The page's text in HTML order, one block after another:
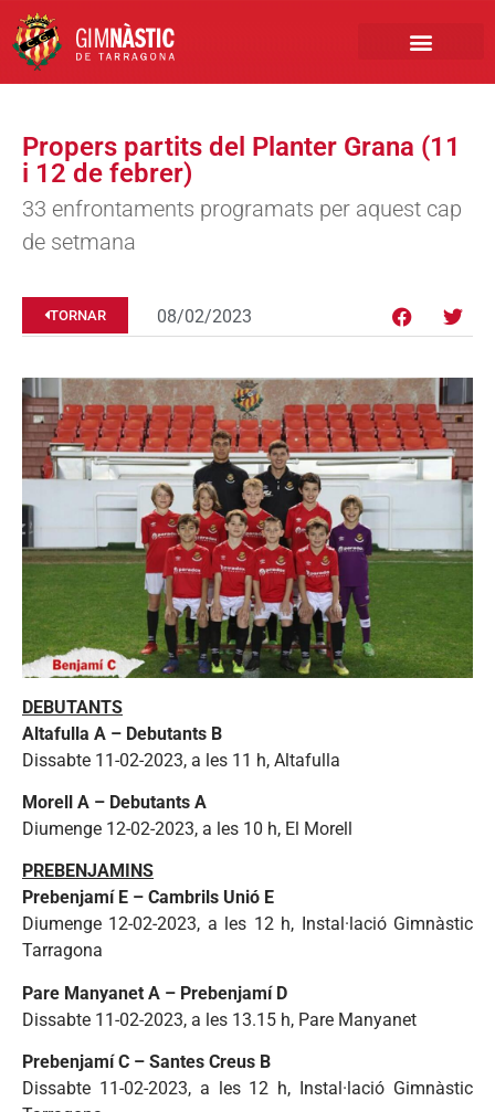
Propers partits del Planter Grana (11
i 12 de febrer)
33 enfrontaments programats per aquest cap
de setmana
TORNAR 08/02/2023
DEBUTANTS
Altafulla A – Debutants B
Dissabte 11-02-2023, a les 11 h, Altafulla
Morell A – Debutants A
Diumenge 12-02-2023, a les 10 h, El Morell
PREBENJAMINS
Prebenjamí E – Cambrils Unió E
Diumenge 12-02-2023, a les 12 h, Instal·lació Gimnàstic
Tarragona
Pare Manyanet A – Prebenjamí D
Dissabte 11-02-2023, a les 13.15 h, Pare Manyanet
Prebenjamí C – Santes Creus B
Dissabte 11-02-2023, a les 12 h, Instal·lació Gimnàstic